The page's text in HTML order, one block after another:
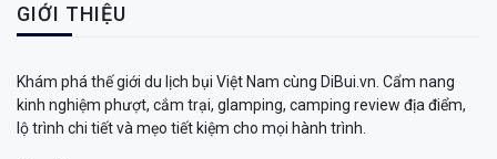
GIỚI THIỆU
Khám phá thế giới du lịch bụi Việt Nam cùng DiBui.vn. Cẩm nang
kinh nghiệm phượt, cắm trại, glamping, camping review địa điểm,
lộ trình chi tiết và mẹo tiết kiệm cho mọi hành trình.